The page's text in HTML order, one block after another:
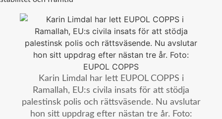
Karin Limdal har lett EUPOL COPPS i
Ramallah, EU:s civila insats för att stödja
palestinsk polis och rättsväsende. Nu avslutar
hon sitt uppdrag efter nästan tre år. Foto: